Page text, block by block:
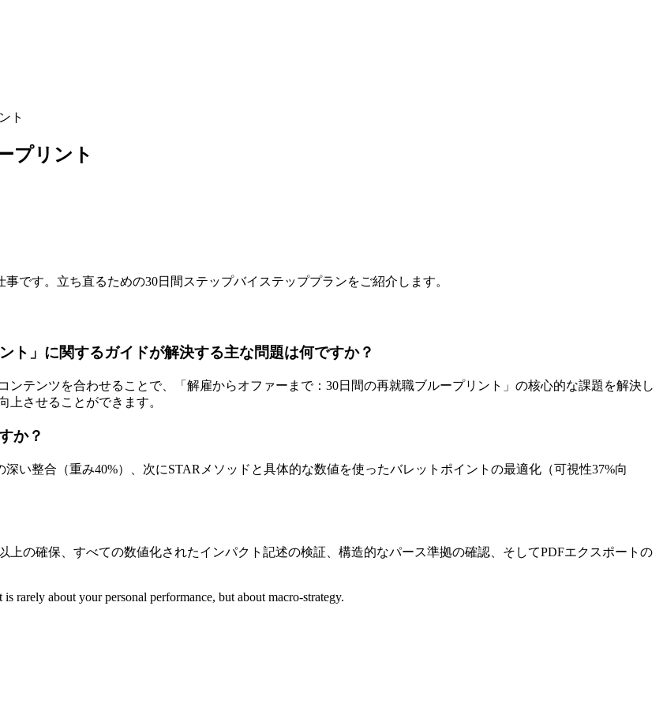
ト
プリント
です。立ち直るための30日間ステップバイステッププランをご紹介します。
ト」に関するガイドが解決する主な問題は何ですか？
テンツを合わせることで、「解雇からオファーまで：30日間の再就職ブループリント」の核心的な課題を解決し
上させることができます。
か？
い整合（重み40%）、次にSTARメソッドと具体的な数値を使ったバレットポイントの最適化（可視性37%向
の確保、すべての数値化されたインパクト記述の検証、構造的なパース準拠の確認、そしてPDFエクスポートの
rarely about your personal performance, but about macro-strategy.